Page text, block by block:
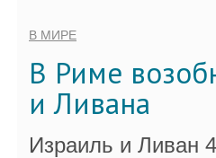
В МИРЕ
В Риме
и Ливана
Израиль и Ливан